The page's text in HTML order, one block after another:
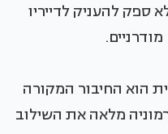
ספק להעניק לדייריו